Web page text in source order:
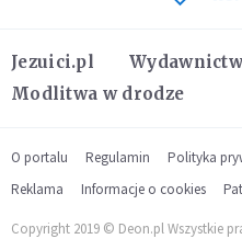
Jezuici.pl
Modlitwa w drodze
O portalu Regulamin Polityka
Reklama
Informacje o cookies
Copyright 2019 © Deon.pl Wszystkie